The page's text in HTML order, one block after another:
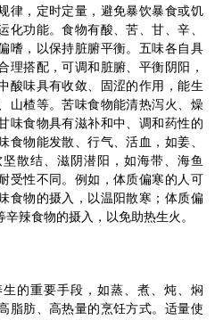
律，定时定量，避免暴饮暴食或饥
化功能。食物有酸、苦、甘、辛、
嗜，以保持脏腑平衡。五味各自具
理搭配，可调和脏腑、平衡阴阳，
酸味具有收敛、固涩的作用，能生
山楂等。苦味食物能清热泻火、燥
味食物具有滋补和中、调和药性的
食物能发散、行气、活血，如姜、
散结、滋阴潜阳，如海带、海鱼
受性不同。例如，体质偏寒的人可
食物的摄入，以温阳散寒；体质偏
辣食物的摄入，以免助热生火。
的重要手段，如蒸、煮、炖、焖
脂肪、高热量的烹饪方式。适量使